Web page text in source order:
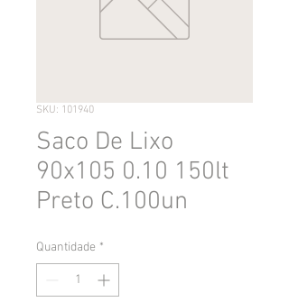
SKU: 101940
Saco De Lixo
90x105 0.10 150lt
Preto C.100un
Quantidade *